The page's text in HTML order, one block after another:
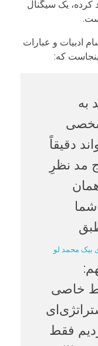
کرده، یک سیگنال
ادبیات و عبارات
که:
به
دقیقاً
مد نظرِ
شما
بیک محمد لو
خاصی
فقط